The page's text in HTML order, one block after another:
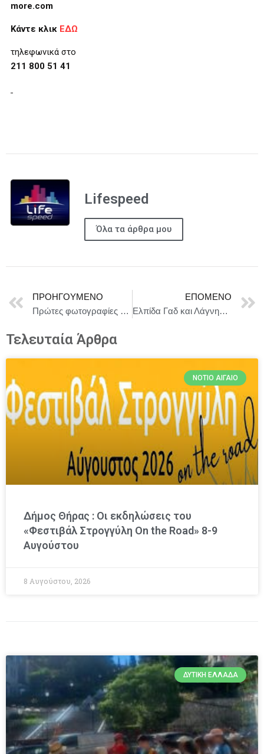
more.com
Κάντε κλικ ΕΔΩ
τηλεφωνικά στο
211 800 51 41
Lifespeed
Όλα τα άρθρα μου
ΠΡΟΗΓΟΎΜΕΝΟ
Πρώτες φωτογραφίες από τον sold out Αρχιμάστορα Σόλνες με τον Άρη Λεμεπεσόπουλο
ΕΠΌΜΕΝΟ
Ελπίδα Γαδ και Λάγνης ενώνουν τις φωνές τους για ένα ευαίσθητο θέμα
Τελευταία Άρθρα
ΝΌΤΙΟ ΑΙΓΑΊΟ
Δήμος Θήρας : Οι εκδηλώσεις του
«Φεστιβάλ Στρογγύλη On the Road» 8-9
Αυγούστου
8 Αυγούστου, 2026
ΔΥΤΙΚΉ ΕΛΛΆΔΑ